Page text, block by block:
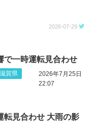
2026-07-29
で一時運転見合わせ
滋賀県
2026年7月25日
22:07
転見合わせ 大雨の影